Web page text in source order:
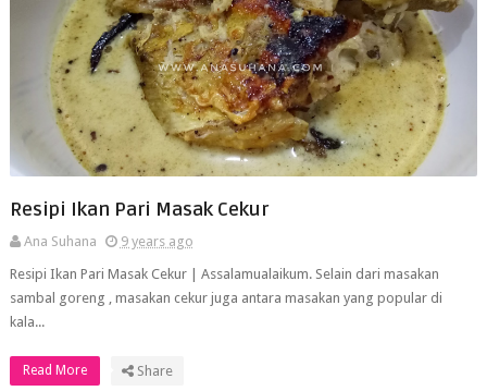
Resipi Ikan Pari Masak Cekur
Ana Suhana
9 years ago
Resipi Ikan Pari Masak Cekur | Assalamualaikum. Selain dari masakan
sambal goreng , masakan cekur juga antara masakan yang popular di
kala...
Read More Share